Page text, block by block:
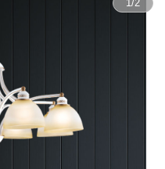
1/2